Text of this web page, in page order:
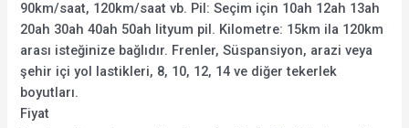
90km/saat, 120km/saat vb. Pil: Seçim için 10ah 12ah 13ah
20ah 30ah 40ah 50ah lityum pil. Kilometre: 15km ila 120km
arası isteğinize bağlıdır. Frenler, Süspansiyon, arazi veya
şehir içi yol lastikleri, 8, 10, 12, 14 ve diğer tekerlek
boyutları.
Fiyat